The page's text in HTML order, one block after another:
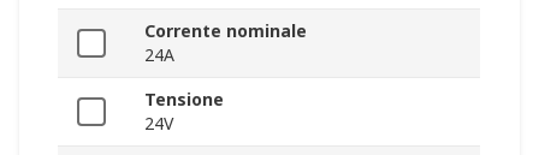
Corrente nominale
24A
Tensione
24V